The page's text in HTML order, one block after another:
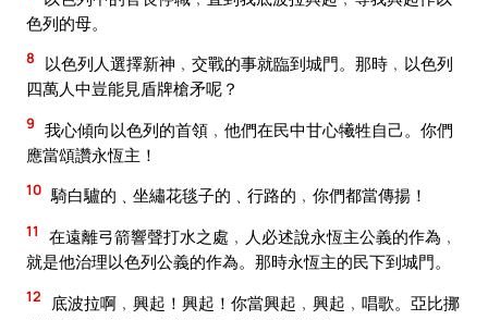
色列的母。
8
以色列人選擇新神﹐交戰的事就臨到城門。那時﹐以色列
四萬人中豈能見盾牌槍矛呢？
9 我心傾向以色列的首領﹐他們在民中甘心犧牲自己。你們
應當頌讚永恆主！
10 騎白驢的﹑坐繡花毯子的﹑行路的﹐你們都當傳揚！
11
在遠離弓箭響聲打水之處﹐人必述說永恆主公義的作為﹐
就是他治理以色列公義的作為。那時永恆主的民下到城門。
12
底波拉啊﹐興起！興起！你當興起﹐興起﹐唱歌。亞比挪